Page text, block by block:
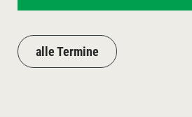
alle Termine